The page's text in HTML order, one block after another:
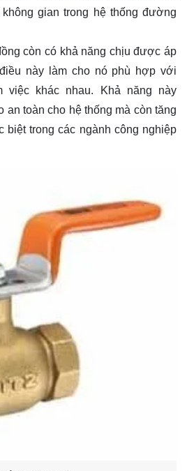
gian trong hệ thống đường
còn có khả năng chịu được áp
này làm cho nó phù hợp với
việc khác nhau. Khả năng này
an toàn cho hệ thống mà còn tăng
biệt trong các ngành công nghiệp